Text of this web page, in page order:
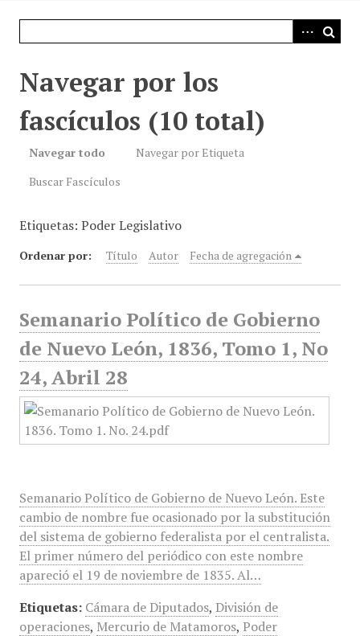
Navegar por los
fascículos (10 total)
Navegar todo
Navegar por Etiqueta
Buscar Fascículos
Etiquetas: Poder Legislativo
Ordenar por: Título Autor Fecha de agregación
Semanario Político de Gobierno
de Nuevo León, 1836, Tomo 1, No
24, Abril 28
Semanario Político de Gobierno de Nuevo León. Este
cambio de nombre fue ocasionado por la substitución
del sistema de gobierno federalista por el centralista.
El primer número del periódico con este nombre
apareció el 19 de noviembre de 1835. Al…
Etiquetas: Cámara de Diputados, División de
operaciones, Mercurio de Matamoros, Poder